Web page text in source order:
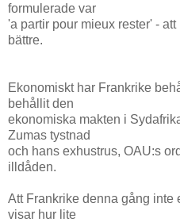
formulerade var
'a partir pour mieux rester' -
bättre.
Ekonomiskt har Frankrike
behållit den
ekonomiska makten i
Zumas tystnad
och hans exhustrus, OAU:s
illdåden.
Att Frankrike denna gång inte
visar hur lite